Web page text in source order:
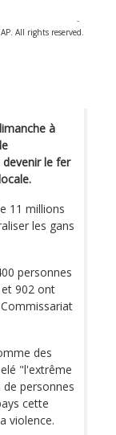
-
All rights reserved.
à
le fer
11 millions
les gans
personnes
902 ont
des
"l'extrême
personnes
cette
violence.